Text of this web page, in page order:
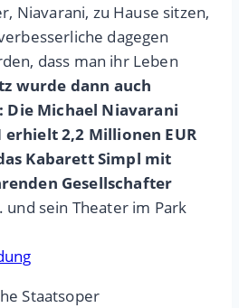
Niavarani, zu Hause sitzen,
dagegen
dass man ihr Leben
wurde dann auch
Michael Niavarani
erhielt 2,2 Millionen EUR
Kabarett Simpl mit
Gesellschafter
. und sein Theater im Park
Staatsoper